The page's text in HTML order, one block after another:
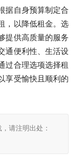
据自身预算制定合
，以降低租金。选
提供高质量的服务
通便利性、生活设
过合理选项选择租
享受愉快且顺利的
请注明出处：